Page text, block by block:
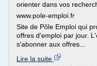
orienter dans vos
www.pole-emploi.fr
Site de Pôle Emploi qui
offres d'emploi par jour.
s'abonner aux offres...
Lire la suite